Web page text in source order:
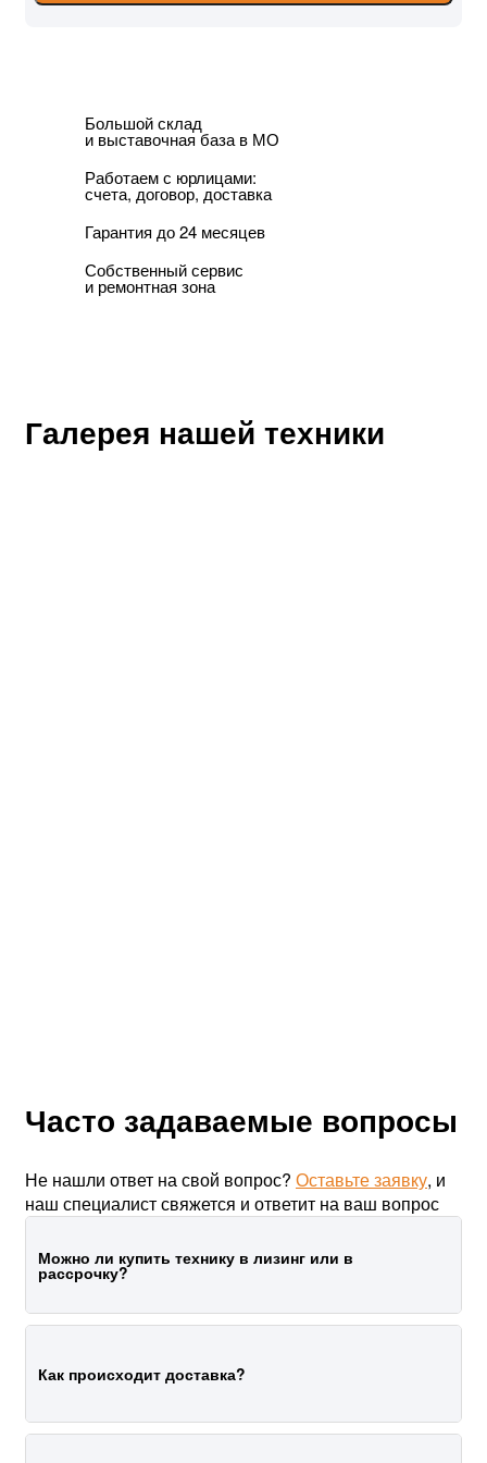
Большой склад
и выставочная база в МО
Работаем с юрлицами:
счета, договор, доставка
Гарантия до 24 месяцев
Собственный сервис
и ремонтная зона
Галерея нашей техники
Часто задаваемые вопросы
Не нашли ответ на свой вопрос? Оставьте заявку, и
наш специалист свяжется и ответит на ваш вопрос
Можно ли купить технику в лизинг или в
рассрочку?
Выбор лизинговой компании отстается за
Как происходит доставка?